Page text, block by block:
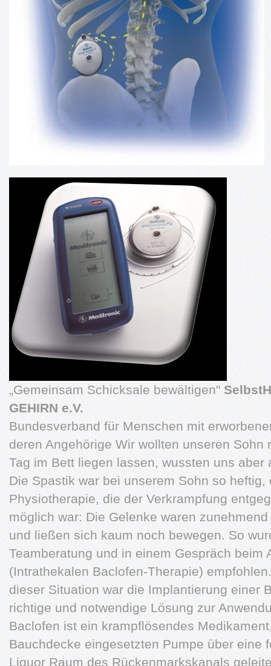
„Gemeinsam Schicksale bewältigen"
GEHIRN e.V.
Bundesverband für Menschen mit
deren Angehörige Wir wollten unseren Sohn
Tag im Bett liegen lassen, wussten uns
Die Spastik war bei unserem Sohn so
Physiotherapie, die der Verkrampfung
möglich war: Die Gelenke waren
und ließen sich kaum noch bewegen. So
Teamberatung und in einem Gespräch beim
(Intrathekalen Baclofen-Therapie)
dieser Situation war die Implantierung einer
richtige und notwendige Lösung zur
Baclofen ist ein krampflösendes
Bauchdecke eingesetzten Pumpe über eine
Liquor Raum des Rückenmarkskanals